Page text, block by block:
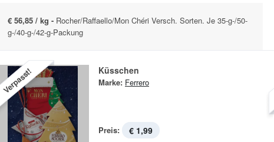
€ 56,85 / kg - Rocher/Raffaello/Mon Chéri Versch. Sorten. Je 35-g-/50-
g-/40-g-/42-g-Packung
Verpasst! Küsschen
Marke: Ferrero
Preis: € 1,99